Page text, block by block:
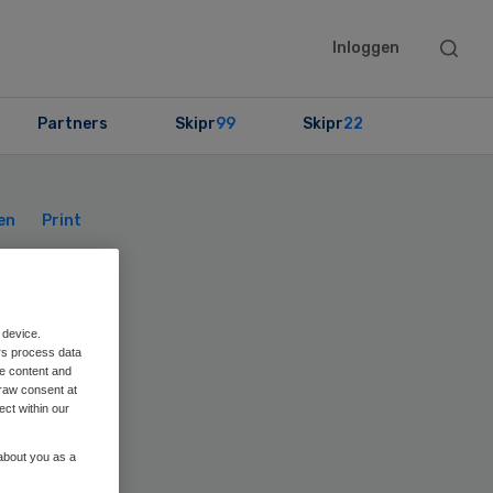
Inloggen
Search
Partners Skipr99 Skipr22
Print
process data
content and
consent at
within our
you as a